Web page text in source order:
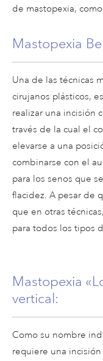
de mastopexia,
Mastopexia
Una de las técnicas
cirujanos plásticos,
realizar una incisión
través de la cual el
elevarse a una
combinarse con el
para los senos que
flacidez. A pesar de
que en otras
para todos los tipos
Mastopexia
vertical:
Como su nombre
requiere una